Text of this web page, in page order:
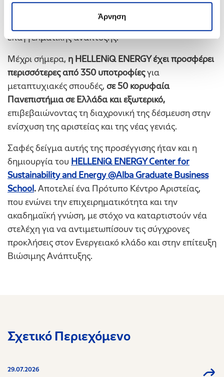
Άρνηση
δίκτυο ανταλλαγής γνώσεων και εμπειριών, που
προσφέρει ευκαιρίες εξέλιξης, διασύνδεσης και
επαγγελματικής ανάπτυξης.
Μέχρι σήμερα, η HELLENiQ ENERGY έχει προσφέρει
περισσότερες από 350 υποτροφίεςγια
μεταπτυχιακές σπουδές, σε 50 κορυφαία
Πανεπιστήμια σε Ελλάδα και εξωτερικό,
επιβεβαιώνοντας τη διαχρονική της δέσμευση στην
ενίσχυση της αριστείας και της νέας γενιάς.
Σαφές δείγμα αυτής της προσέγγισης ήταν και η
δημιουργία του HELLENiQ ENERGY Center for
Sustainability and Energy @Alba Graduate Business
School.Αποτελεί ένα Πρότυπο Κέντρο Αριστείας,
που ενώνει την επιχειρηματικότητα και την
ακαδημαϊκή γνώση, με στόχο να καταρτιστούν νέα
στελέχη για να αντιμετωπίσουν τις σύγχρονες
προκλήσεις στον Ενεργειακό κλάδο και στην επίτευξη
Βιώσιμης Ανάπτυξης.
Σχετικό Περιεχόμενο
29.07.2026